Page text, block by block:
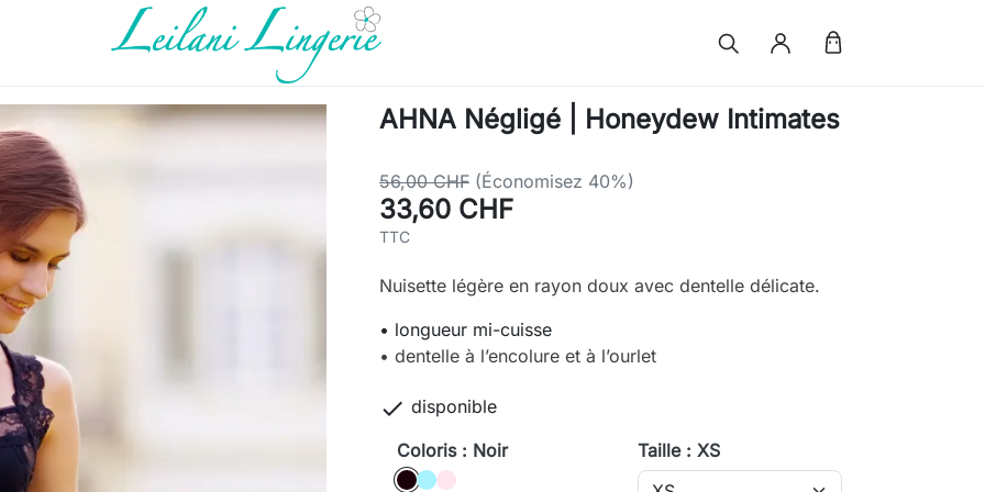
AHNA Négligé | Honeydew Intimates
56,00 CHF (Économisez 40%)
33,60 CHF
TTC
Nuisette légère en rayon doux avec dentelle délicate.
• longueur mi-cuisse
• dentelle à l’encolure et à l’ourlet
 disponible
Coloris : Noir
NoirMojito
rose
Taille : XS